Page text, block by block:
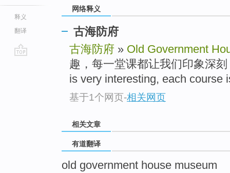
释义
翻译
网络释义
古海防府
古海防府 » Old Government
趣，每一堂课都让我们印象深
is very interesting, each course
基于1个网页-相关网页
相关文章
有道翻译
old government house museum